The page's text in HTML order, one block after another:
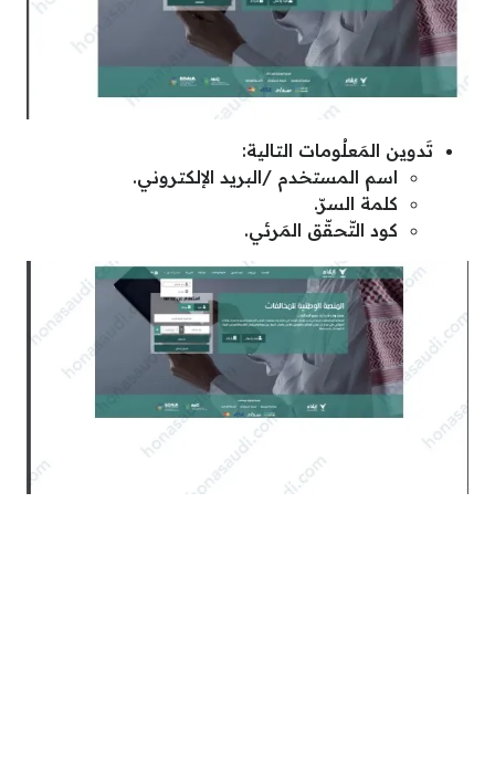
تَدوين المَعلُومات التالية:
اسم المستخدم /البريد الإلكتروني.
كلمة السرّ.
كود التّحقّق المَرئي.